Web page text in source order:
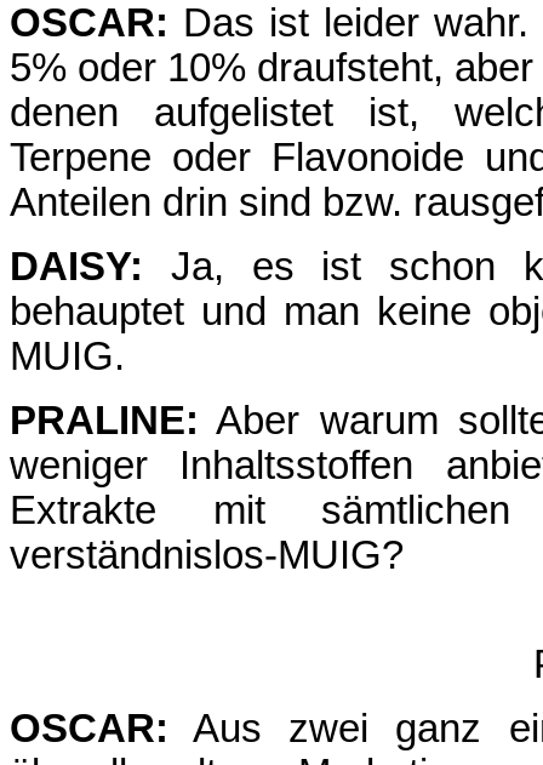
OSCAR: Das ist leider
5% oder 10% draufsteht,
denen aufgelistet ist,
Terpene oder Flavonoide
Anteilen drin sind bzw.
DAISY: Ja, es ist schon
behauptet und man keine
MUIG.
PRALINE: Aber warum
weniger Inhaltsstoffen
Extrakte mit sämtlichen
verständnislos-MUIG?
OSCAR: Aus zwei ganz